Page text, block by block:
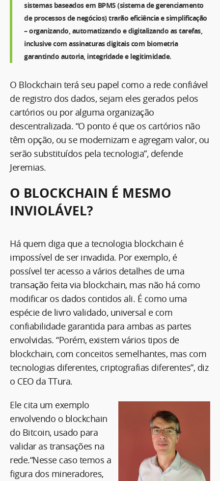
sistemas baseados em BPMS (sistema de gerenciamento
de processos de negócios) trarão eficiência e simplificação
– organizando, automatizando e digitalizando as tarefas,
inclusive com assinaturas digitais com biometria
garantindo autoria, integridade e legitimidade.
O Blockchain terá seu papel como a rede confiável
de registro dos dados, sejam eles gerados pelos
cartórios ou por alguma organização
descentralizada. “O ponto é que os cartórios não
têm opção, ou se modernizam e agregam valor, ou
serão substituídos pela tecnologia”, defende
Jeremias.
O BLOCKCHAIN É MESMO
INVIOLÁVEL?
Há quem diga que a tecnologia blockchain é
impossível de ser invadida. Por exemplo, é
possível ter acesso a vários detalhes de uma
transação feita via blockchain, mas não há como
modificar os dados contidos ali. É como uma
espécie de livro validado, universal e com
confiabilidade garantida para ambas as partes
envolvidas. “Porém, existem vários tipos de
blockchain, com conceitos semelhantes, mas com
tecnologias diferentes, criptografias diferentes”, diz
o CEO da TTura.
Ele cita um exemplo
envolvendo o blockchain
do Bitcoin, usado para
validar as transações na
rede.“Nesse caso temos a
figura dos mineradores,